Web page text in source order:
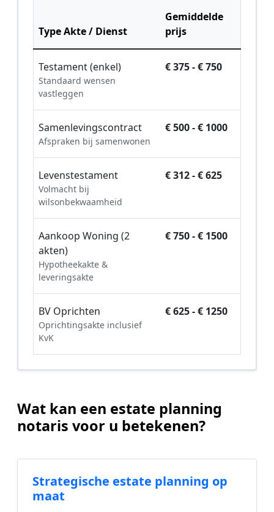
Type Akte / Dienst
Gemiddelde
prijs
Testament (enkel)
Standaard wensen
vastleggen
€ 375 - € 750
Samenlevingscontract
Afspraken bij samenwonen
€ 500 - € 1000
Levenstestament
Volmacht bij
wilsonbekwaamheid
€ 312 - € 625
Aankoop Woning (2
akten)
Hypotheekakte &
leveringsakte
€ 750 - € 1500
BV Oprichten
Oprichtingsakte inclusief
KvK
€ 625 - € 1250
Wat kan een estate planning
notaris voor u betekenen?
Strategische estate planning op
maat